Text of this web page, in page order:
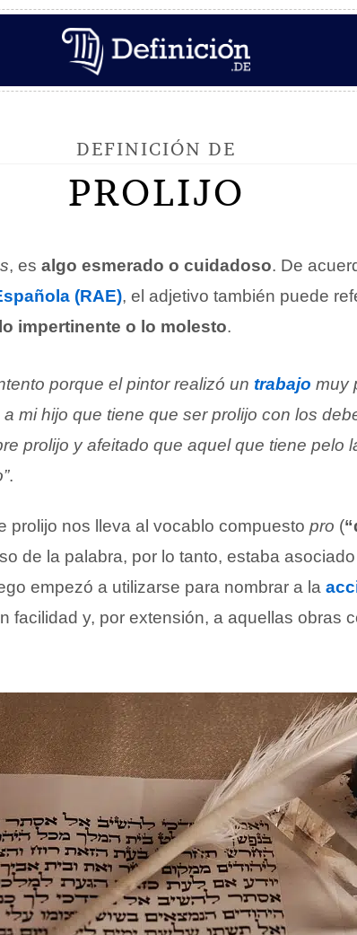
DEFINICIÓN DE
PROLIJO
, es algo esmerado o cuidadoso. De
(RAE), el adjetivo también puede
impertinente o lo molesto.
porque el pintor realizó un trabajo muy
a mi hijo que tiene que ser prolijo con los
prolijo y afeitado que aquel que tiene pelo
.
prolijo nos lleva al vocablo compuesto pro (
de la palabra, por lo tanto, estaba
empezó a utilizarse para nombrar a la
facilidad y, por extensión, a aquellas obras